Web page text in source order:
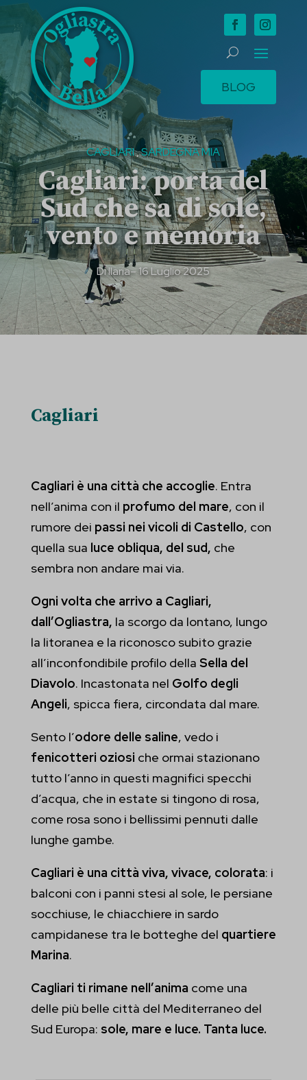
BLOG
CAGLIARI,SARDEGNA MIA
Cagliari: porta del
Sud che sa di sole,
vento e memoria
DiIlaria– 16 Luglio 2025
Cagliari
Cagliari è una città che accoglie. Entra
nell’anima con il profumo del mare, con il
rumore dei passi nei vicoli di Castello, con
quella sua luce obliqua, del sud, che
sembra non andare mai via.
Ogni volta che arrivo a Cagliari,
dall’Ogliastra, la scorgo da lontano, lungo
la litoranea e la riconosco subito grazie
all’inconfondibile profilo della Sella del
Diavolo. Incastonata nel Golfo degli
Angeli, spicca fiera, circondata dal mare.
Sento l’odore delle saline, vedo i
fenicotteri oziosi che ormai stazionano
tutto l’anno in questi magnifici specchi
d’acqua, che in estate si tingono di rosa,
come rosa sono i bellissimi pennuti dalle
lunghe gambe.
Cagliari è una città viva, vivace, colorata: i
balconi con i panni stesi al sole, le persiane
socchiuse, le chiacchiere in sardo
campidanese tra le botteghe del quartiere
Marina.
Cagliari ti rimane nell’anima come una
delle più belle città del Mediterraneo del
Sud Europa: sole, mare e luce. Tanta luce.